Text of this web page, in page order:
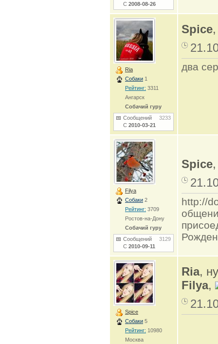
С 2008-08-26
Ria
Собаки 1
Рейтинг: 3311
Ангарск
Собачий гуру
Сообщений 3233
С 2010-03-21
Spice
два
Filya
Собаки 2
Рейтинг: 3709
Ростов-на-Дону
Собачий гуру
Сообщений 3129
С 2010-09-11
Spice
http://
Spice
Собаки 5
Рейтинг: 10980
Москва
Ria,
Filya,